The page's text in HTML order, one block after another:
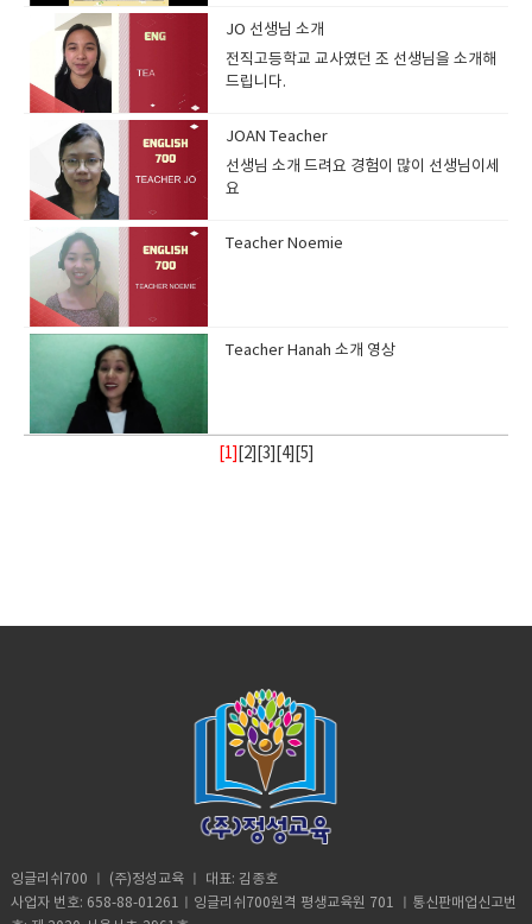
JO 선생님 소개
전직고등학교 교사였던 조 선생님을 소개해
드립니다.
JOAN Teacher
선생님 소개 드려요 경험이 많이 선생님이세
Teacher Noemie
Teacher Hanah 소개 영상
[1] 2][ 3 4][ 5
잉글리쉬700 ㅣ (주)정성교육 ㅣ 대표: 김종호
사업자 번호: 658-88-01261ㅣ잉글리쉬700원격 평생교육원 701 ㅣ통신판매업신고번